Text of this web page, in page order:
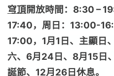
穹頂開放時間：8:30 –
17:40，周日：13:00-
17:00，1月1日、主顯日
六、6月24日、8月15日
誕節、12月26日休息。